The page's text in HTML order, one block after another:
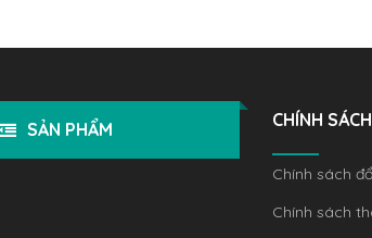
SẢN PHẨM CHÍNH SÁCH
Chính sách
Chính sách